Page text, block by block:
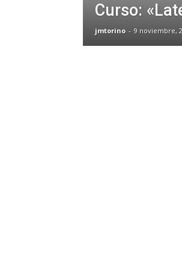
Curso:
jmtorino - 9 noviembre,